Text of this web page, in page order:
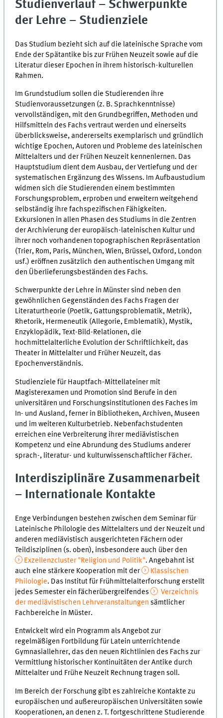
Studienverlauf – Schwerpunkte
der Lehre – Studienziele
Das Studium bezieht sich auf die lateinische Sprache vom
Ende der Spätantike bis zur Frühen Neuzeit sowie auf die
Literatur dieser Epochen in ihrem historisch-kulturellen
Rahmen.
Im Grundstudium sollen die Studierenden ihre
Studienvoraussetzungen (z. B. Sprach­kennt­nis­se)
vervollständigen, mit den Grundbegriffen, Methoden und
Hilfs­mit­teln des Fachs vertraut werden und einerseits
überblicksweise, andererseits exemplarisch und gründlich
wichtige Epochen, Autoren und Probleme des lateinischen
Mittelalters und der Frühen Neuzeit kennenlernen. Das
Hauptstudium dient dem Ausbau, der Ver­tie­fung und der
systematischen Ergänzung des Wissens. Im Aufbaustudium
widmen sich die Studierenden einem bestimmten
Forschungsproblem, erproben und erweitern weit­gehend
selbständig ihre fachspezifischen Fähigkeiten.
Exkursionen in allen Phasen des Studiums in die Zentren
der Archivierung der europäisch-lateinischen Kultur und
ihrer noch vorhandenen topographischen Repräsentation
(Trier, Rom, Paris, München, Wien, Brüssel, Oxford, London
usf.) eröffnen zusätzlich den authentischen Umgang mit
den Überlieferungsbeständen des Fachs.
Schwerpunkte der Lehre in Münster sind neben den
gewöhnlichen Gegenständen des Fachs Fragen der
Literaturtheorie (Poetik, Gattungsproblematik, Metrik),
Rhetorik, Her­me­neu­tik (Allegorie, Emblematik), Mystik,
Enzyklopädik, Text-Bild-Relationen, die
hochmittelalterliche Evolution der Schriftlichkeit, das
Theater in Mittelalter und Früher Neuzeit, das
Epochenverständnis.
Studienziele für Hauptfach-Mittellateiner mit
Magisterexamen und Promotion sind Berufe in den
universitären und Forschungsinstitutionen des Faches im
In- und Aus­land, ferner in Bibliotheken, Archiven, Museen
und im weiteren Kulturbetrieb. Neben­fach­studenten
erreichen eine Verbreiterung ihrer mediävistischen
Kompetenz und eine Abrundung des Studiums anderer
sprach-, literatur- und kulturwissenschaftlicher Fächer.
Interdisziplinäre Zusammenarbeit
– Internationale Kontakte
Enge Verbindungen bestehen zwischen dem Seminar für
Lateinische Philologie des Mittelalters und der Neuzeit und
anderen mediävistisch ausgerichteten Fächern oder
Teildisziplinen (s. oben), insbesondere auch über den
Exzellenzcluster "Religion und Politik". Angebahnt ist
auch eine stärkere Kooperation mit der
Klassischen
Philologie. Das Institut für Frühmittelalterforschung erstellt
jedes Se­me­ster ein fächerübergreifendes
Verzeichnis
der mediävistischen Lehrveranstaltungen sämtlicher
Fachbereiche in Müster.
Entwickelt wird ein Programm als Angebot zur
regelmäßigen Fortbildung für Latein un­ter­rich­ten­de
Gymnasiallehrer, das den neuen Richtlinien des Fachs zur
Vermittlung histo­ri­scher Kontinuitäten der Antike durch
Mittelalter und Frühe Neuzeit Rechnung tragen soll.
Im Bereich der Forschung gibt es zahlreiche Kontakte zu
europäischen und au­ßer­eu­ro­pä­i­schen Universitäten sowie
Kooperationen, an denen z. T. fortgeschrittene Stu­die­ren­de